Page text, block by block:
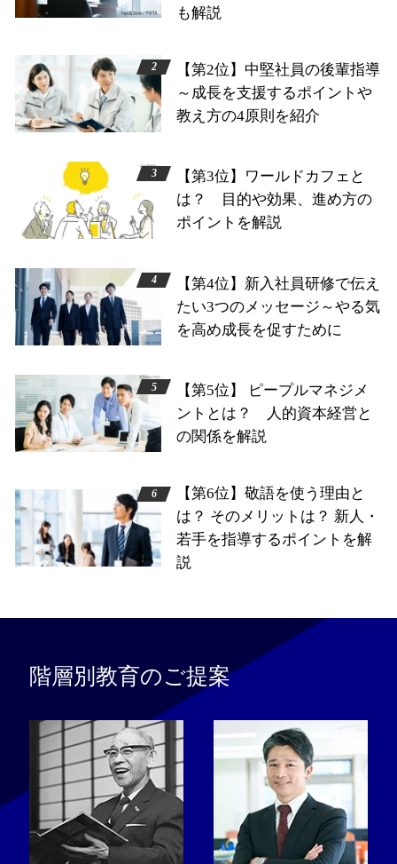
も解説
【第2位】中堅社員の後輩指導
～成長を支援するポイントや
教え方の4原則を紹介
【第3位】ワールドカフェと
は？ 目的や効果、進め方の
ポイントを解説
【第4位】新入社員研修で伝え
たい3つのメッセージ～やる気
を高め成長を促すために
【第5位】 ピープルマネジメ
ントとは？ 人的資本経営と
の関係を解説
【第6位】敬語を使う理由と
は？ そのメリットは？ 新人・
若手を指導するポイントを解
説
階層別教育のご提案